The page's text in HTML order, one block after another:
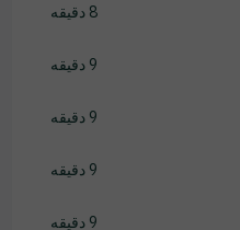
8 دقیقه
9 دقیقه
9 دقیقه
9 دقیقه
9 دقیقه